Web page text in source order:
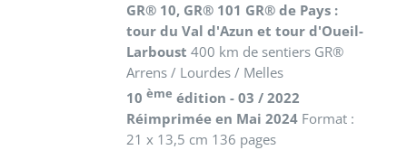
GR® 10, GR® 101 GR® de Pays :
tour du Val d'Azun et tour d'Oueil-
Larboust 400 km de sentiers GR®
Arrens / Lourdes / Melles
10ème édition - 03 / 2022
Réimprimée en Mai 2024 Format :
21 x 13,5 cm 136 pages